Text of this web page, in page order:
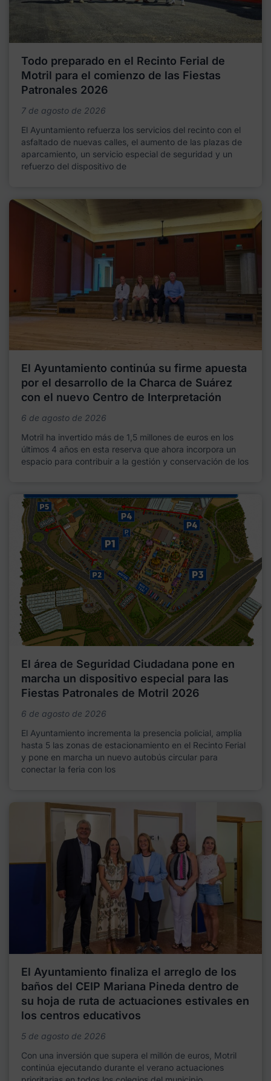
Todo preparado en el Recinto Ferial de
Motril para el comienzo de las Fiestas
Patronales 2026
7 de agosto de 2026
El Ayuntamiento refuerza los servicios del recinto con el
asfaltado de nuevas calles, el aumento de las plazas de
aparcamiento, un servicio especial de seguridad y un
refuerzo del dispositivo de
El Ayuntamiento continúa su firme apuesta
por el desarrollo de la Charca de Suárez
con el nuevo Centro de Interpretación
6 de agosto de 2026
Motril ha invertido más de 1,5 millones de euros en los
últimos 4 años en esta reserva que ahora incorpora un
espacio para contribuir a la gestión y conservación de los
El área de Seguridad Ciudadana pone en
marcha un dispositivo especial para las
Fiestas Patronales de Motril 2026
6 de agosto de 2026
El Ayuntamiento incrementa la presencia policial, amplía
hasta 5 las zonas de estacionamiento en el Recinto Ferial
y pone en marcha un nuevo autobús circular para
conectar la feria con los
El Ayuntamiento finaliza el arreglo de los
baños del CEIP Mariana Pineda dentro de
su hoja de ruta de actuaciones estivales en
los centros educativos
5 de agosto de 2026
Con una inversión que supera el millón de euros, Motril
continúa ejecutando durante el verano actuaciones